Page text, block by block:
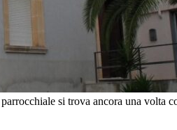
si trova ancora una volta